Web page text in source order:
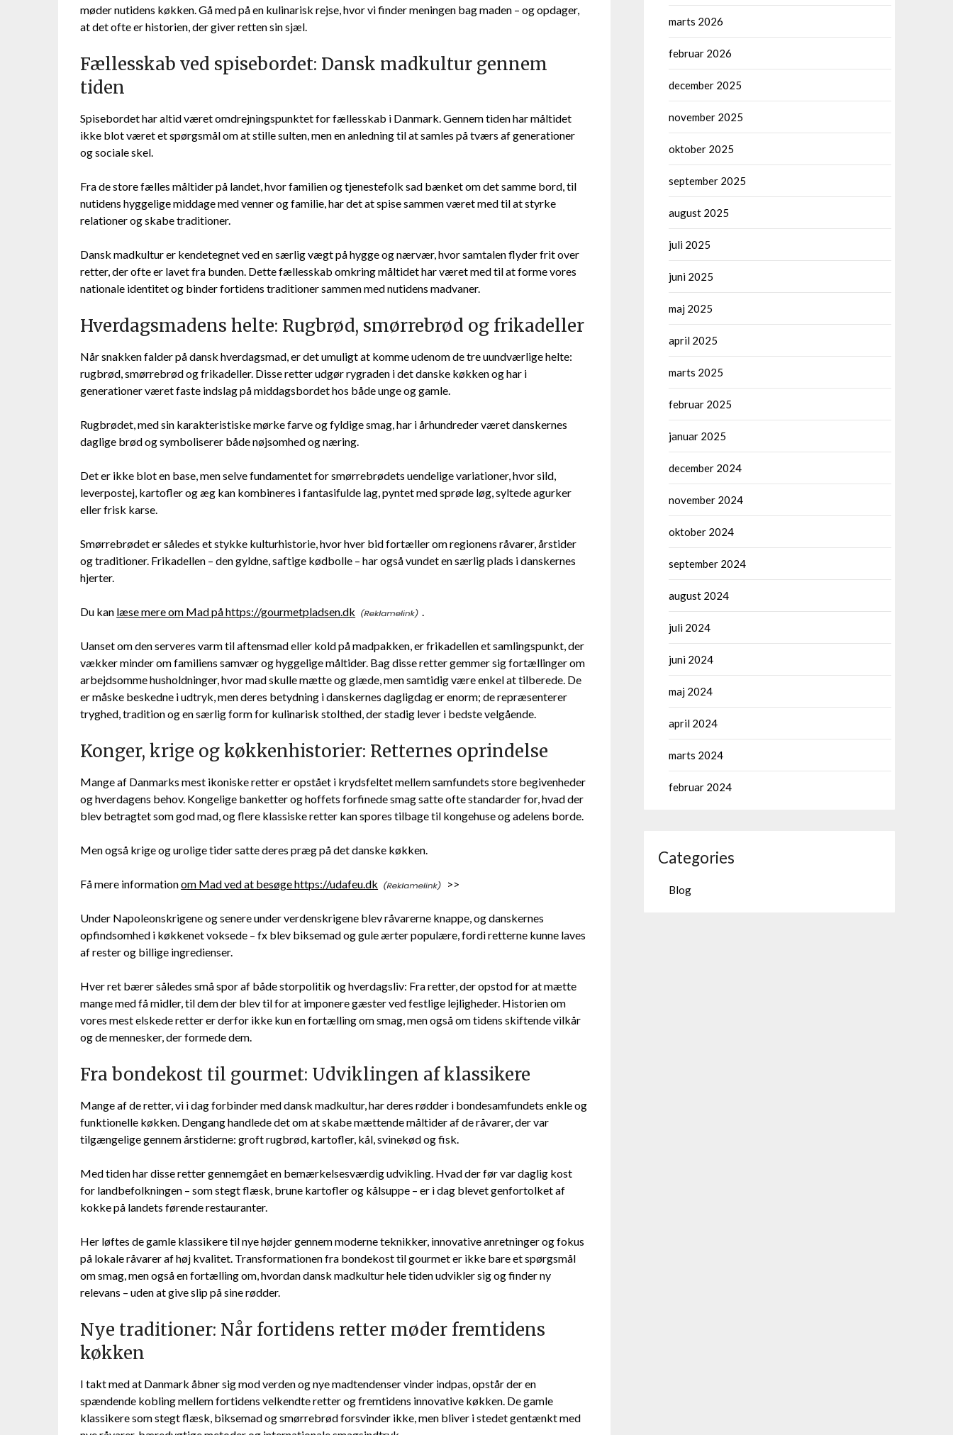
møder nutidens køkken. Gå med på en kulinarisk rejse, hvor vi finder meningen bag maden – og opdager,
at det ofte er historien, der giver retten sin sjæl.
Fællesskab ved spisebordet: Dansk madkultur gennem
tiden
Spisebordet har altid været omdrejningspunktet for fællesskab i Danmark. Gennem tiden har måltidet
ikke blot været et spørgsmål om at stille sulten, men en anledning til at samles på tværs af generationer
og sociale skel.
Fra de store fælles måltider på landet, hvor familien og tjenestefolk sad bænket om det samme bord, til
nutidens hyggelige middage med venner og familie, har det at spise sammen været med til at styrke
relationer og skabe traditioner.
Dansk madkultur er kendetegnet ved en særlig vægt på hygge og nærvær, hvor samtalen flyder frit over
retter, der ofte er lavet fra bunden. Dette fællesskab omkring måltidet har været med til at forme vores
nationale identitet og binder fortidens traditioner sammen med nutidens madvaner.
Hverdagsmadens helte: Rugbrød, smørrebrød og frikadeller
Når snakken falder på dansk hverdagsmad, er det umuligt at komme udenom de tre uundværlige helte:
rugbrød, smørrebrød og frikadeller. Disse retter udgør rygraden i det danske køkken og har i
generationer været faste indslag på middagsbordet hos både unge og gamle.
Rugbrødet, med sin karakteristiske mørke farve og fyldige smag, har i århundreder været danskernes
daglige brød og symboliserer både nøjsomhed og næring.
Det er ikke blot en base, men selve fundamentet for smørrebrødets uendelige variationer, hvor sild,
leverpostej, kartofler og æg kan kombineres i fantasifulde lag, pyntet med sprøde løg, syltede agurker
eller frisk karse.
Smørrebrødet er således et stykke kulturhistorie, hvor hver bid fortæller om regionens råvarer, årstider
og traditioner. Frikadellen – den gyldne, saftige kødbolle – har også vundet en særlig plads i danskernes
hjerter.
Du kan læse mere om Mad på https://gourmetpladsen.dk .
Uanset om den serveres varm til aftensmad eller kold på madpakken, er frikadellen et samlingspunkt, der
vækker minder om familiens samvær og hyggelige måltider. Bag disse retter gemmer sig fortællinger om
arbejdsomme husholdninger, hvor mad skulle mætte og glæde, men samtidig være enkel at tilberede. De
er måske beskedne i udtryk, men deres betydning i danskernes dagligdag er enorm; de repræsenterer
tryghed, tradition og en særlig form for kulinarisk stolthed, der stadig lever i bedste velgående.
Konger, krige og køkkenhistorier: Retternes oprindelse
Mange af Danmarks mest ikoniske retter er opstået i krydsfeltet mellem samfundets store begivenheder
og hverdagens behov. Kongelige banketter og hoffets forfinede smag satte ofte standarder for, hvad der
blev betragtet som god mad, og flere klassiske retter kan spores tilbage til kongehuse og adelens borde.
Men også krige og urolige tider satte deres præg på det danske køkken.
Få mere informationom Mad ved at besøge https://udafeu.dk >>
Under Napoleonskrigene og senere under verdenskrigene blev råvarerne knappe, og danskernes
opfindsomhed i køkkenet voksede – fx blev biksemad og gule ærter populære, fordi retterne kunne laves
af rester og billige ingredienser.
Hver ret bærer således små spor af både storpolitik og hverdagsliv: Fra retter, der opstod for at mætte
mange med få midler, til dem der blev til for at imponere gæster ved festlige lejligheder. Historien om
vores mest elskede retter er derfor ikke kun en fortælling om smag, men også om tidens skiftende vilkår
og de mennesker, der formede dem.
Fra bondekost til gourmet: Udviklingen af klassikere
Mange af de retter, vi i dag forbinder med dansk madkultur, har deres rødder i bondesamfundets enkle og
funktionelle køkken. Dengang handlede det om at skabe mættende måltider af de råvarer, der var
tilgængelige gennem årstiderne: groft rugbrød, kartofler, kål, svinekød og fisk.
Med tiden har disse retter gennemgået en bemærkelsesværdig udvikling. Hvad der før var daglig kost
for landbefolkningen – som stegt flæsk, brune kartofler og kålsuppe – er i dag blevet genfortolket af
kokke på landets førende restauranter.
Her løftes de gamle klassikere til nye højder gennem moderne teknikker, innovative anretninger og fokus
på lokale råvarer af høj kvalitet. Transformationen fra bondekost til gourmet er ikke bare et spørgsmål
om smag, men også en fortælling om, hvordan dansk madkultur hele tiden udvikler sig og finder ny
relevans – uden at give slip på sine rødder.
Nye traditioner: Når fortidens retter møder fremtidens
køkken
I takt med at Danmark åbner sig mod verden og nye madtendenser vinder indpas, opstår der en
spændende kobling mellem fortidens velkendte retter og fremtidens innovative køkken. De gamle
klassikere som stegt flæsk, biksemad og smørrebrød forsvinder ikke, men bliver i stedet gentænkt med
marts 2026
februar 2026
december 2025
november 2025
oktober 2025
september 2025
august 2025
juli 2025
juni 2025
maj 2025
april 2025
marts 2025
februar 2025
januar 2025
december 2024
november 2024
oktober 2024
september 2024
august 2024
juli 2024
juni 2024
maj 2024
april 2024
marts 2024
februar 2024
Categories
Blog